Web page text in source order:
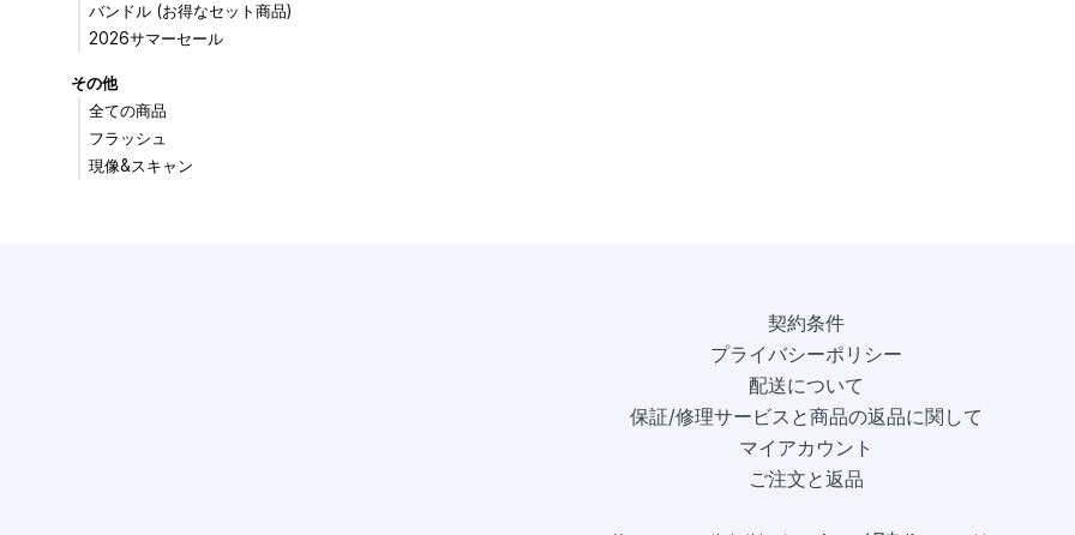
バンドル (お得なセット商品)
2026サマーセール
その他
全ての商品
フラッシュ
現像&スキャン
契約条件
プライバシーポリシー
配送について
保証/修理サービスと商品の返品に関して
マイアカウント
ご注文と返品